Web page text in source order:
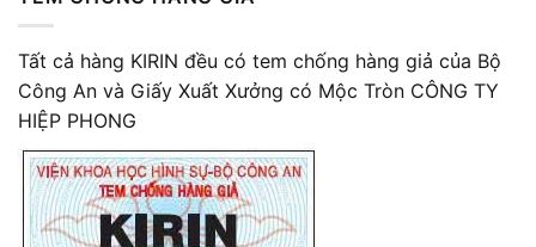
Tất cả hàng KIRIN đều có tem chống hàng giả của Bộ
Công An và Giấy Xuất Xưởng có Mộc Tròn CÔNG TY
HIỆP PHONG